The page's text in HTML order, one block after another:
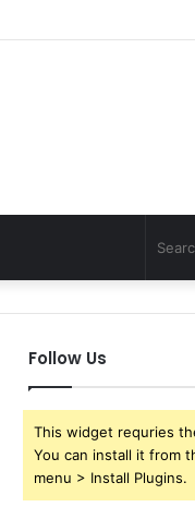
Follow Us
This widget requries
You can install it from
menu > Install Plugins.